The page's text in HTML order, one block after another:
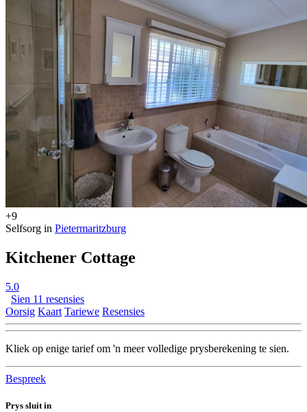
+9
Selfsorg in Pietermaritzburg
Kitchener Cottage
5.0
Sien 11 resensies
Oorsig Kaart Tariewe Resensies
Kliek op enige tarief om 'n meer volledige prysberekening te sien.
Bespreek
Prys sluit in